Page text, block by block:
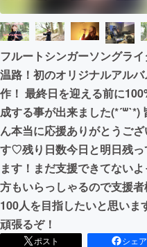
ビジネス・起業
まちづくり・地域
CAMPFIRE for Social
CAMPFIREふるさと
フルートシンガーソングラ
温路！初のオリジナルアル
作！ 最終日を迎える前に
成する事が出来ました(*´꒳`*)
ん本当に応援ありがとうござ
す♡残り日数今日と明日残っ
ます！まだ支援できてないよ
方もいらっしゃるので支援
100人を目指したいと思いま
頑張るぞ！
ポスト
シェア